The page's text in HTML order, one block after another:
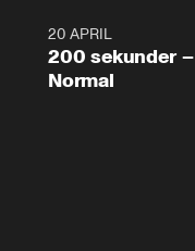
4:2320 APRIL
200 sekunder –
Normal